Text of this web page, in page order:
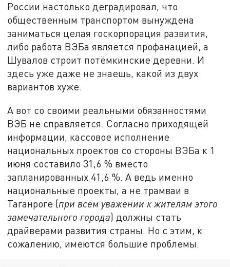
России настолько деградировал, что
общественным транспортом вынуждена
заниматься целая госкорпорация развития,
либо работа ВЭБа является профанацией, а
Шувалов строит потёмкинские деревни. И
здесь уже даже не знаешь, какой из двух
вариантов хуже.
А вот со своими реальными обязанностями
ВЭБ не справляется. Согласно приходящей
информации, кассовое исполнение
национальных проектов со стороны ВЭБа к 1
июня составило 31,6 % вместо
запланированных 41,6 %. А ведь именно
национальные проекты, а не трамваи в
Таганроге (при всем уважении к жителям этого
замечательного города) должны стать
драйверами развития страны. Но с этим, к
сожалению, имеются большие проблемы.